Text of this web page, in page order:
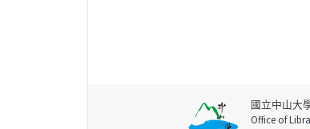
國立中山大
Office of